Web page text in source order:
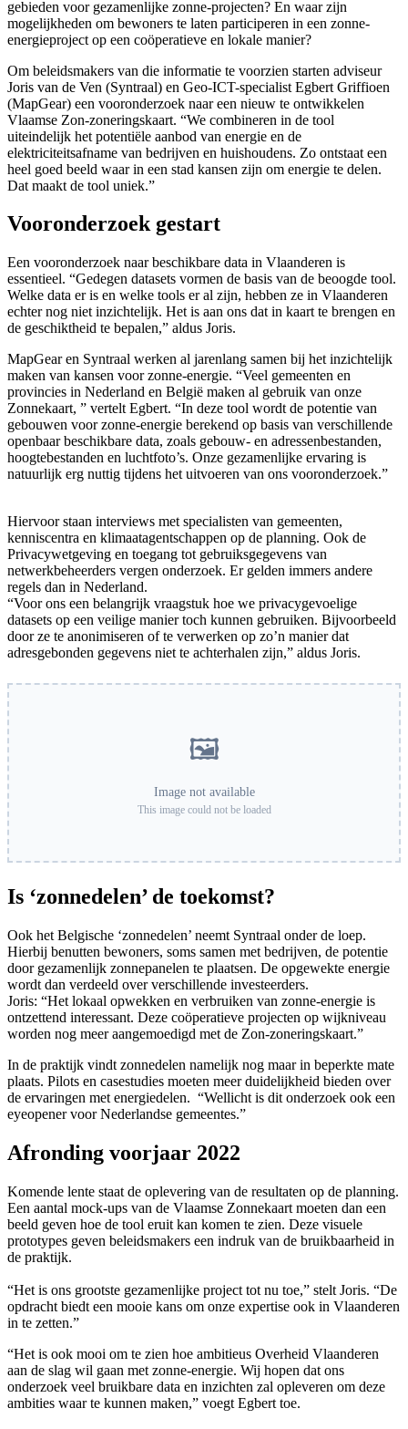
gebieden voor gezamenlijke zonne-projecten? En waar zijn
mogelijkheden om bewoners te laten participeren in een zonne-
energieproject op een coöperatieve en lokale manier?
Om beleidsmakers van die informatie te voorzien starten adviseur
Joris van de Ven (Syntraal) en Geo-ICT-specialist Egbert Griffioen
(MapGear) een vooronderzoek naar een nieuw te ontwikkelen
Vlaamse Zon-zoneringskaart. “We combineren in de tool
uiteindelijk het potentiële aanbod van energie en de
elektriciteitsafname van bedrijven en huishoudens. Zo ontstaat een
heel goed beeld waar in een stad kansen zijn om energie te delen.
Dat maakt de tool uniek.”
Vooronderzoek gestart
Een vooronderzoek naar beschikbare data in Vlaanderen is
essentieel. “Gedegen datasets vormen de basis van de beoogde tool.
Welke data er is en welke tools er al zijn, hebben ze in Vlaanderen
echter nog niet inzichtelijk. Het is aan ons dat in kaart te brengen en
de geschiktheid te bepalen,” aldus Joris.
MapGear en Syntraal werken al jarenlang samen bij het inzichtelijk
maken van kansen voor zonne-energie. “Veel gemeenten en
provincies in Nederland en België maken al gebruik van onze
Zonnekaart, ” vertelt Egbert. “In deze tool wordt de potentie van
gebouwen voor zonne-energie berekend op basis van verschillende
openbaar beschikbare data, zoals gebouw- en adressenbestanden,
hoogtebestanden en luchtfoto’s. Onze gezamenlijke ervaring is
natuurlijk erg nuttig tijdens het uitvoeren van ons vooronderzoek.”
Hiervoor staan interviews met specialisten van gemeenten,
kenniscentra en klimaatagentschappen op de planning. Ook de
Privacywetgeving en toegang tot gebruiksgegevens van
netwerkbeheerders vergen onderzoek. Er gelden immers andere
regels dan in Nederland.
“Voor ons een belangrijk vraagstuk hoe we privacygevoelige
datasets op een veilige manier toch kunnen gebruiken. Bijvoorbeeld
door ze te anonimiseren of te verwerken op zo’n manier dat
adresgebonden gegevens niet te achterhalen zijn,” aldus Joris.
🖼️
Image not available
This image could not be loaded
Is ‘zonnedelen’ de toekomst?
Ook het Belgische ‘zonnedelen’ neemt Syntraal onder de loep.
Hierbij benutten bewoners, soms samen met bedrijven, de potentie
door gezamenlijk zonnepanelen te plaatsen. De opgewekte energie
wordt dan verdeeld over verschillende investeerders.
Joris: “Het lokaal opwekken en verbruiken van zonne-energie is
ontzettend interessant. Deze coöperatieve projecten op wijkniveau
worden nog meer aangemoedigd met de Zon-zoneringskaart.”
In de praktijk vindt zonnedelen namelijk nog maar in beperkte mate
plaats. Pilots en casestudies moeten meer duidelijkheid bieden over
de ervaringen met energiedelen. “Wellicht is dit onderzoek ook een
eyeopener voor Nederlandse gemeentes.”
Afronding voorjaar 2022
Komende lente staat de oplevering van de resultaten op de planning.
Een aantal mock-ups van de Vlaamse Zonnekaart moeten dan een
beeld geven hoe de tool eruit kan komen te zien. Deze visuele
prototypes geven beleidsmakers een indruk van de bruikbaarheid in
de praktijk.
“Het is ons grootste gezamenlijke project tot nu toe,” stelt Joris. “De
opdracht biedt een mooie kans om onze expertise ook in Vlaanderen
in te zetten.”
“Het is ook mooi om te zien hoe ambitieus Overheid Vlaanderen
aan de slag wil gaan met zonne-energie. Wij hopen dat ons
onderzoek veel bruikbare data en inzichten zal opleveren om deze
ambities waar te kunnen maken,” voegt Egbert toe.